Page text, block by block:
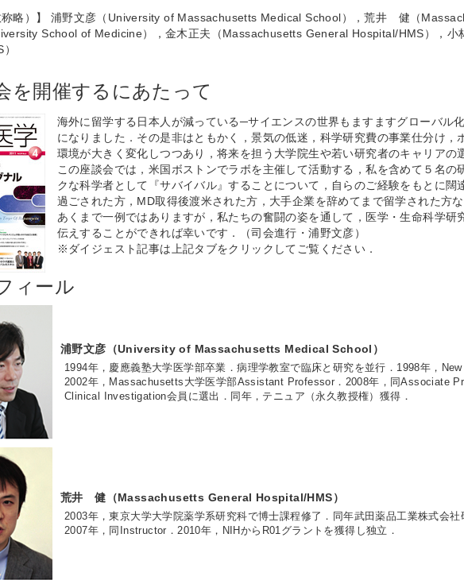
称略）】 浦野文彦（University of Massachusetts Medical School），荒井 健（
School of Medicine），金木正夫（Massachusetts General Hospital/HMS），
を開催するにあたって
海外に留学する日本人が減っている─サイエンスの世界もますますグローバル
になりました．その是非はともかく，景気の低迷，科学研究費の事業仕分け，
環境が大きく変化しつつあり，将来を担う大学院生や若い研究者のキャリアの
この座談会では，米国ボストンでラボを主催して活動する，私を含めて５名
クな科学者として『サバイバル』することについて，自らのご経験をもとに
過ごされた方，MD取得後渡米された方，大手企業を辞めてまで留学された方
あくまで一例ではありますが，私たちの奮闘の姿を通して，医学・生命科学
伝えすることができれば幸いです．（司会進行・浦野文彦）
※ダイジェスト記事は上記タブをクリックしてご覧ください．
ィール
浦野文彦（University of Massachusetts Medical School）
1994年，慶應義塾大学医学部卒業．病理学教室で臨床と研究を並行．1998年，
2002年，Massachusetts大学医学部Assistant Professor．2008年，同Associate
Clinical Investigation会員に選出．同年，テニュア（永久教授権）獲得．
荒井 健（Massachusetts General Hospital/HMS）
2003年，東京大学大学院薬学系研究科で博士課程修了．同年武田薬品工業株式会
2007年，同Instructor．2010年，NIHからR01グラントを獲得し独立．